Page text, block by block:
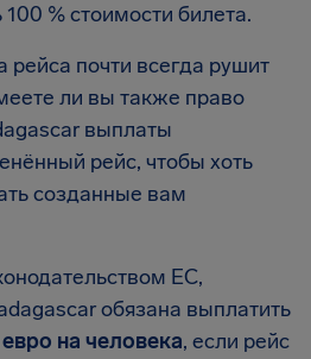
% стоимости билета.
рейса почти всегда рушит
ли вы также право
выплаты
рейс, чтобы хоть
созданные вам
ЕС,
обязана выплатить
на человека, если рейс